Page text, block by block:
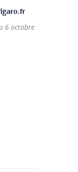
6 octobre